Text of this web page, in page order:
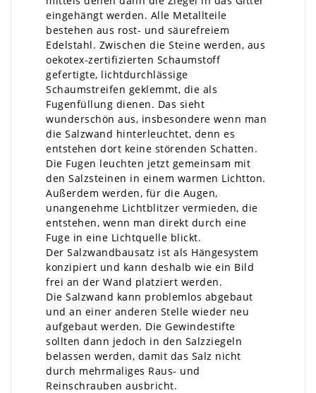
eingehängt werden. Alle Metallteile
bestehen aus rost- und säurefreiem
Edelstahl. Zwischen die Steine werden, aus
oekotex-zertifizierten Schaumstoff
gefertigte, lichtdurchlässige
Schaumstreifen geklemmt, die als
Fugenfüllung dienen. Das sieht
wunderschön aus, insbesondere wenn man
die Salzwand hinterleuchtet, denn es
entstehen dort keine störenden Schatten.
Die Fugen leuchten jetzt gemeinsam mit
den Salzsteinen in einem warmen Lichtton.
Außerdem werden, für die Augen,
unangenehme Lichtblitzer vermieden, die
entstehen, wenn man direkt durch eine
Fuge in eine Lichtquelle blickt.
Der Salzwandbausatz ist als Hängesystem
konzipiert und kann deshalb wie ein Bild
frei an der Wand platziert werden.
Die Salzwand kann problemlos abgebaut
und an einer anderen Stelle wieder neu
aufgebaut werden. Die Gewindestifte
sollten dann jedoch in den Salzziegeln
belassen werden, damit das Salz nicht
durch mehrmaliges Raus- und
Reinschrauben ausbricht.